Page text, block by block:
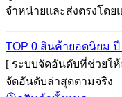
จำหน่ายและส่งตรงโดยแ
TOP 0 สินค้ายอดนิยม ปี
[ ระบบจัดอันดับที่ช่วยใ
จัดอันดับล่าสุดตามจริง